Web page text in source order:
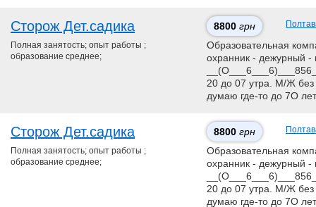
Сторож Дет.садика 8800 грн
Полная занятость; опыт работы ;
образование среднее;
Образовательная
охранник - дежурный -
20 до 07 утра. М/Ж без
думаю где-то до 7О
Сторож Дет.садика 8800 грн
Полная занятость; опыт работы ;
образование среднее;
Образовательная
охранник - дежурный -
20 до 07 утра. М/Ж без
думаю где-то до 7О